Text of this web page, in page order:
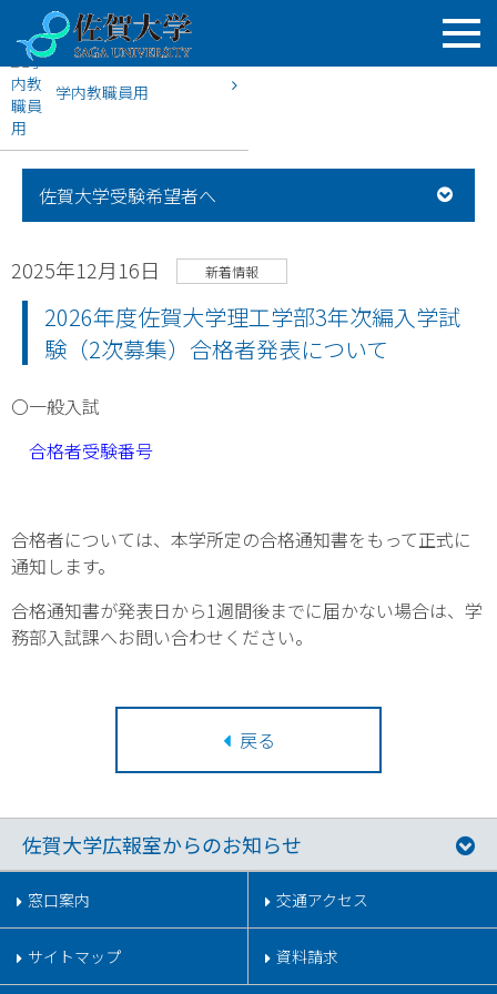
学内教職員用
HOME
佐賀大学受験希望者へ
2025年12月16日 新着情報
2026年度佐賀大学理工学部3年次編入学試
験（2次募集）合格者発表について
〇一般入試
合格者受験番号
合格者については、本学所定の合格通知書をもって正式に
通知します。
合格通知書が発表日から1週間後までに届かない場合は、学
務部入試課へお問い合わせください。
戻る
佐賀大学広報室からのお知らせ
窓口案内 交通アクセス
サイトマップ 資料請求